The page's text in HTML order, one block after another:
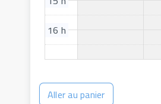
16 h
Aller au panier